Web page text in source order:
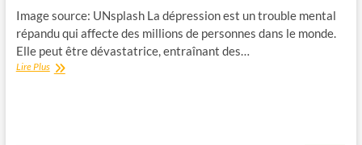
Image source: UNsplash ‍La dépression est un trouble mental
répandu qui affecte des millions de personnes dans le monde.
Elle peut être dévastatrice, entraînant des…
Lire PlusSafran,